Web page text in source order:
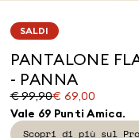
SALDI
PANTALONE
- PANNA
€ 99,90€ 69,00
Prezzo
originale
€
Prezzo
corrente
€
Vale 69 Punti Amica.
Scopri di più sul